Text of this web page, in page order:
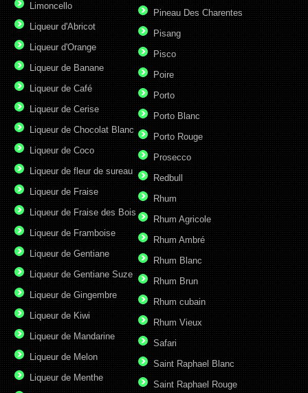
Limoncello
Liqueur d'Abricot
Liqueur d'Orange
Liqueur de Banane
Liqueur de Café
Liqueur de Cerise
Liqueur de Chocolat Blanc
Liqueur de Coco
Liqueur de fleur de sureau
Liqueur de Fraise
Liqueur de Fraise des Bois
Liqueur de Framboise
Liqueur de Gentiane
Liqueur de Gentiane Suze
Liqueur de Gingembre
Liqueur de Kiwi
Liqueur de Mandarine
Liqueur de Melon
Liqueur de Menthe
Pineau Des Charentes
Pisang
Pisco
Poire
Porto
Porto Blanc
Porto Rouge
Prosecco
Redbull
Rhum
Rhum Agricole
Rhum Ambré
Rhum Blanc
Rhum Brun
Rhum cubain
Rhum Vieux
Safari
Saint Raphael Blanc
Saint Raphael Rouge